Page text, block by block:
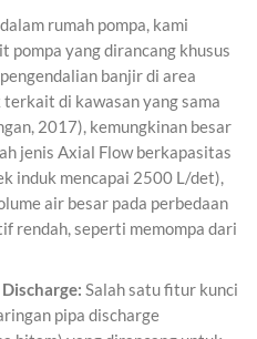
rumah pompa, kami
yang dirancang khusus
banjir di area
di kawasan yang sama
2017), kemungkinan besar
jenis Axial Flow berkapasitas
induk mencapai 2500 L/det),
air besar pada perbedaan
rendah, seperti memompa dari
Salah satu fitur kunci
pipa discharge